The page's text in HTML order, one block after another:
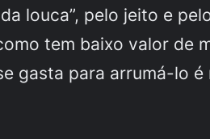
louca”, pelo jeito e
tem baixo valor de
gasta para arrumá-lo